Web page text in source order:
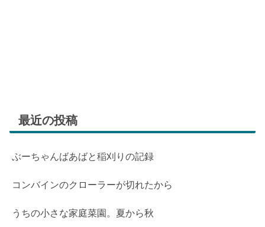
最近の投稿
ぶーちゃんばあばと稲刈りの記録
コンバインのクローラーが切れたから
うちの小さな家庭菜園。夏から秋